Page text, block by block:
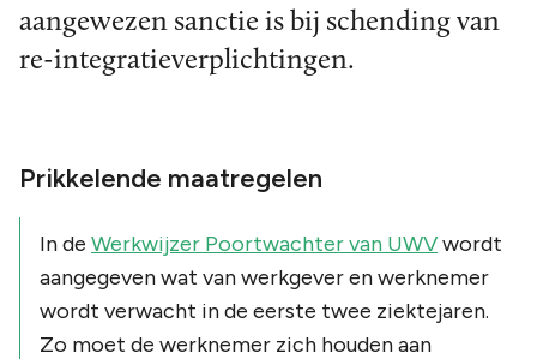
aangewezen sanctie is bij schending van
re-integratieverplichtingen.
Prikkelende maatregelen
In de Werkwijzer Poortwachter van UWVwordt
aangegeven wat van werkgever en werknemer
wordt verwacht in de eerste twee ziektejaren.
Zo moet de werknemer zich houden aan